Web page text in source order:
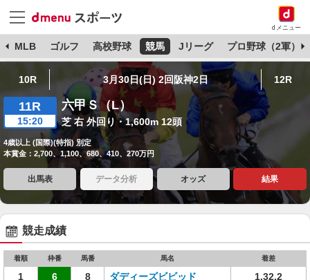
dメニュー
MLB ゴルフ 高校野球 競馬 Jリーグ プロ野球（2軍）
10R 3月30日(日) 2回阪神2日 12R
11R
15:20
六甲Ｓ（L）
芝 右 外回り・1,600m 12頭
4歳以上 (国際)(特指) 別定
本賞金：2,700、1,100、680、410、270万円
出馬表 データ分析 オッズ 結果
競走成績
着順 枠番 馬番 馬名 着差
1 6 8 ダディーズビビッド
1.32.2